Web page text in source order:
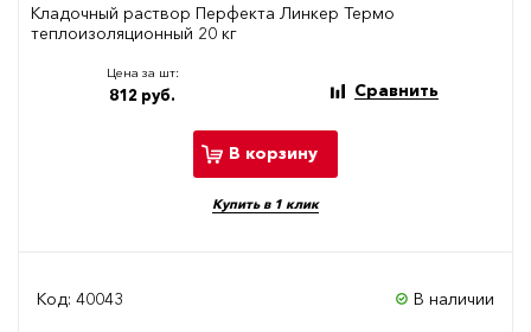
Кладочный раствор Перфекта Линкер Термо
теплоизоляционный 20 кг
Цена за шт:
812 руб. Сравнить
В корзину
Купить в 1 клик
Код: 40043 В наличии